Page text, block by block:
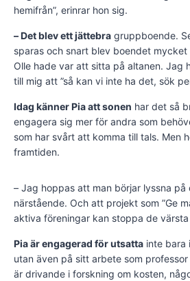
hemifrån”, erinrar hon sig.
– Det blev ett jättebra gruppboende.
sparas och snart blev boendet
Olle hade var att sitta på altanen. Jag
till mig att ”så kan vi inte ha det, sök
Idag känner Pia att sonen har det så
engagera sig mer för andra som
som har svårt att komma till tals. Men
framtiden.
– Jag hoppas att man börjar lyssna på
närstående. Och att projekt som ”Ge
aktiva föreningar kan stoppa de
Pia är engagerad för utsatta inte bara
utan även på sitt arbete som
är drivande i forskning om kosten,